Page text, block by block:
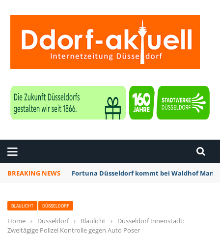
BREAKING NEWS Fortuna Düsseldorf kommt bei Waldhof
BLAULICHT DÜSSELDORF
Home › Düsseldorf › Blaulicht ›
Düsseldorf Innenstadt:
Zweitägige Polizei Kontrolle gegen Auto Poser